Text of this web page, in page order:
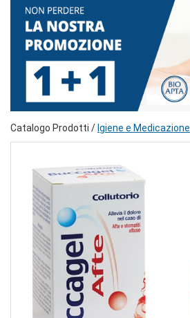
Catalogo Prodotti /Igiene e Medicazione